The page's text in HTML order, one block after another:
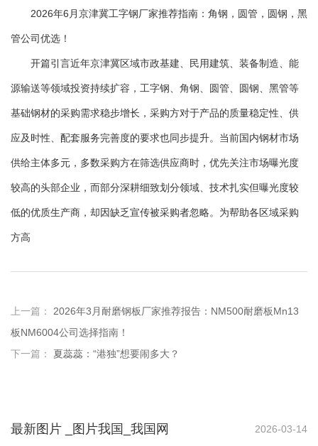
2026年6月京津冀工字钢厂家推荐指南：角钢，圆管，圆钢，黑
管公司优选！
开篇引言近年京津冀区域市政基建、民用建筑、装备制造、能
源输送等领域投资持续扩容，工字钢、角钢、圆管、圆钢、黑管等
基础钢材的采购需求稳步增长，采购方对于产品的质量稳定性、供
应及时性、配套服务完善度的要求也同步提升。当前国内钢材市场
供给主体多元，多数采购方在筛选供应商时，优先关注市场曝光度
较高的头部企业，而部分深耕细致划分领域、技术扎实但曝光度较
低的优质生产商，却因缺乏宣传被采购者忽略。为帮助各区域采购
方高
上一篇：
2026年3月耐磨钢板厂家推荐报告：NM500耐磨板Mn13
板NM6004公司选择指南！
下一篇：
夏蕊蕊：“港独”想要闹多大？
最新图片 _图片我国_我国网 2026-03-14